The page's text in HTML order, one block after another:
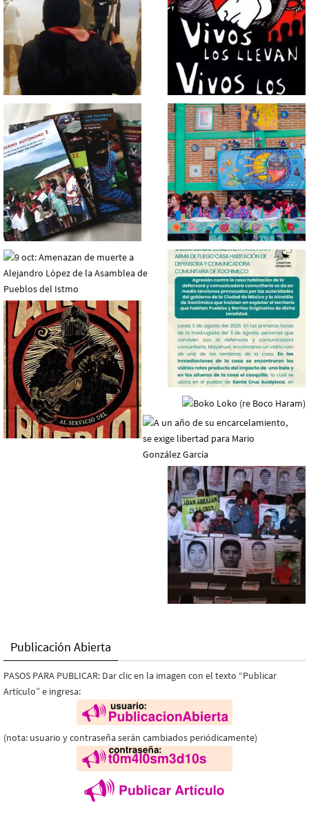
Publicación Abierta
PASOS PARA PUBLICAR: Dar clic en la imagen con el texto “Publicar
Artículo” e ingresa:
(nota: usuario y contraseña serán cambiados periódicamente)